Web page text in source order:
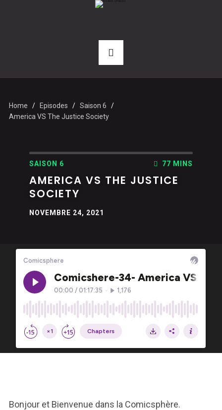
Home Episodes
Saison 6
America VS The Justice Society
SAISON 6 77 MINS
AMERICA VS THE JUSTICE
SOCIETY
NOVEMBRE 24, 2021
Bonjour et Bienvenue dans la Comicsphère.